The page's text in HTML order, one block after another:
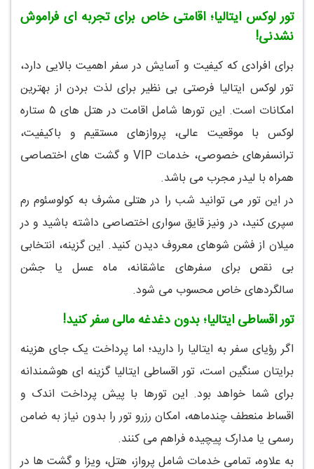
تور لوکس ایتالیا؛ اقامتی خاص برای تجربه ای فراموش
نشدنی!
برای افرادی که کیفیت و آسایش در سفر اهمیت بالایی دارد،
تور لوکس ایتالیا فرصتی بی نظیر برای لذت بردن از بهترین
امکانات است. این تورها شامل اقامت در هتل های ۵ ستاره
لوکس با موقعیت عالی، پروازهای مستقیم و باکیفیت،
ترانسفرهای خصوصی، خدمات VIP و گشت های اختصاصی
همراه با لیدر مجرب می باشد.
در این تور می توانید شب را در هتلی مشرف به کولوسئوم رم
سپری کنید، در ونیز قایق سواری اختصاصی داشته باشید و در
میلان از فشن شوهای معروف دیدن کنید. این گزینه، انتخابی
بی نقص برای سفرهای عاشقانه، ماه عسل یا جشن
سالگردهای خاص محسوب می شود.
تور اقساطی ایتالیا؛ بدون دغدغه مالی سفر کنید!
اگر رؤیای سفر به ایتالیا را دارید؛ اما پرداخت یک جای هزینه
برایتان سنگین است، تور اقساطی ایتالیا گزینه ای هوشمندانه
برای شما خواهد بود. این تورها با پیش پرداخت اندک و
اقساط منعطف چندماهه، امکان رزرو تور را بدون نیاز به ضامن
رسمی یا مدارک پیچیده فراهم می کنند.
به علاوه، تمامی خدمات شامل پرواز، هتل، ویزا و گشت ها در